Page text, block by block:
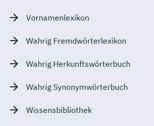
Vornamenlexikon
Wahrig Fremdwörterlexikon
Wahrig Herkunftswörterbuch
Wahrig Synonymwörterbuch
Wissensbibliothek